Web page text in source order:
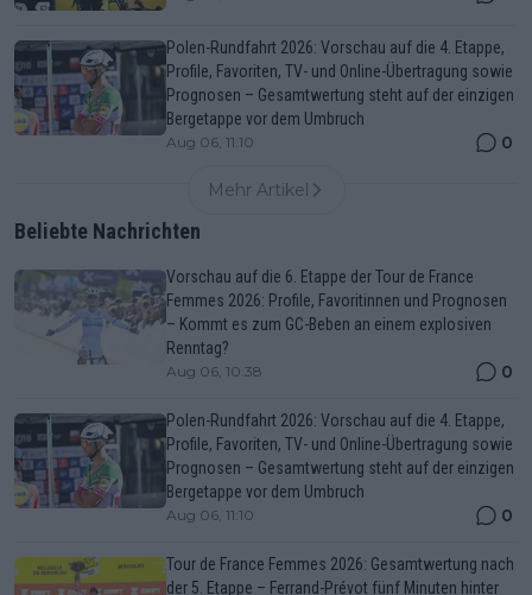
Polen-Rundfahrt 2026: Vorschau auf die 4. Etappe,
Profile, Favoriten, TV- und Online-Übertragung sowie
Prognosen – Gesamtwertung steht auf der einzigen
Bergetappe vor dem Umbruch
Aug 06, 11:10 0
Mehr Artikel
Beliebte Nachrichten
Vorschau auf die 6. Etappe der Tour de France
Femmes 2026: Profile, Favoritinnen und Prognosen
– Kommt es zum GC-Beben an einem explosiven
Renntag?
Aug 06, 10:38 0
Polen-Rundfahrt 2026: Vorschau auf die 4. Etappe,
Profile, Favoriten, TV- und Online-Übertragung sowie
Prognosen – Gesamtwertung steht auf der einzigen
Bergetappe vor dem Umbruch
Aug 06, 11:10 0
Tour de France Femmes 2026: Gesamtwertung nach
der 5. Etappe – Ferrand-Prévot fünf Minuten hinter